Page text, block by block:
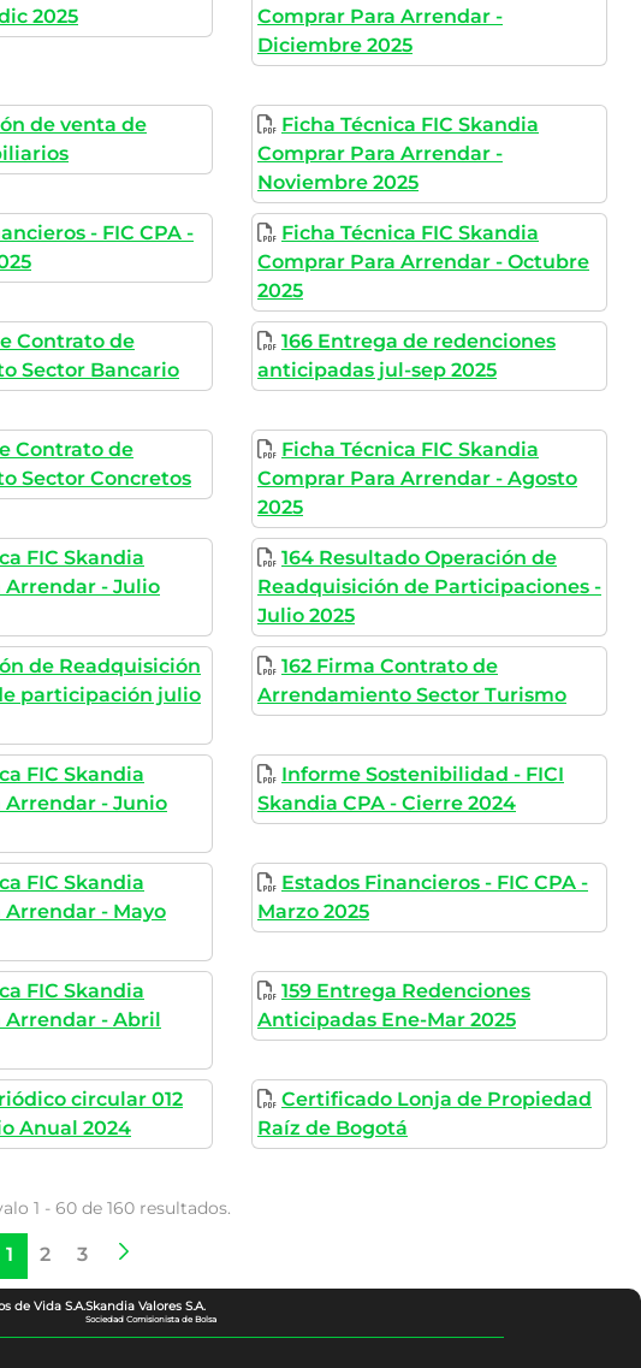
2025
Comprar Para Arrendar -
Diciembre 2025
de venta de
Ficha Técnica FIC Skandia
Comprar Para Arrendar -
Noviembre 2025
- FIC CPA -
Ficha Técnica FIC Skandia
Comprar Para Arrendar - Octubre
2025
Contrato de
Sector Bancario
166 Entrega de redenciones
anticipadas jul-sep 2025
Contrato de
Sector Concretos
Ficha Técnica FIC Skandia
Comprar Para Arrendar - Agosto
2025
FIC Skandia
Arrendar - Julio
164 Resultado Operación de
Readquisición de Participaciones -
Julio 2025
de Readquisición
participación julio
162 Firma Contrato de
Arrendamiento Sector Turismo
FIC Skandia
Arrendar - Junio
Informe Sostenibilidad - FICI
Skandia CPA - Cierre 2024
FIC Skandia
Arrendar - Mayo
Estados Financieros - FIC CPA -
Marzo 2025
FIC Skandia
Arrendar - Abril
159 Entrega Redenciones
Anticipadas Ene-Mar 2025
circular 012
Anual 2024
Certificado Lonja de Propiedad
Raíz de Bogotá
1 - 60 de 160 resultados.
Página
1 Página
2 Página
3
de Vida S.A.Skandia Valores S.A.
Sociedad Comisionista de Bolsa